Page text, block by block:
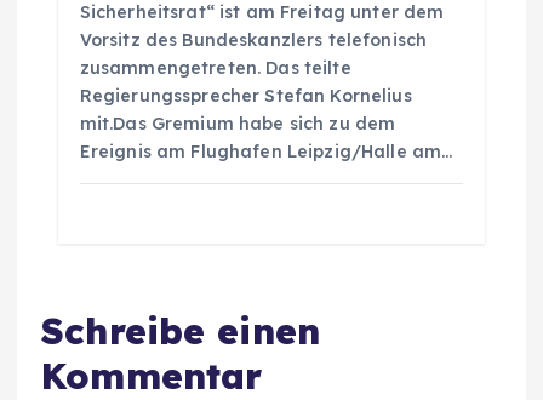
Sicherheitsrat“ ist am Freitag unter dem
Vorsitz des Bundeskanzlers telefonisch
zusammengetreten. Das teilte
Regierungssprecher Stefan Kornelius
mit.Das Gremium habe sich zu dem
Ereignis am Flughafen Leipzig/Halle am…
Schreibe einen
Kommentar